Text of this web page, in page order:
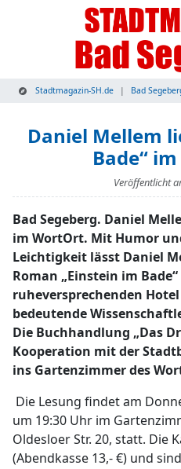
Stadtmagazin-SH.de Bad
Daniel Mellem
Bade“
Veröffentlicht
Bad Segeberg. Daniel
im WortOrt. Mit Humor
Leichtigkeit lässt Daniel
Roman „Einstein im
ruheversprechenden
bedeutende
Die Buchhandlung „Das
Kooperation mit der
ins Gartenzimmer des
Die Lesung findet am
um 19:30 Uhr im
Oldesloer Str. 20, statt. Die
(Abendkasse 13,- €) und